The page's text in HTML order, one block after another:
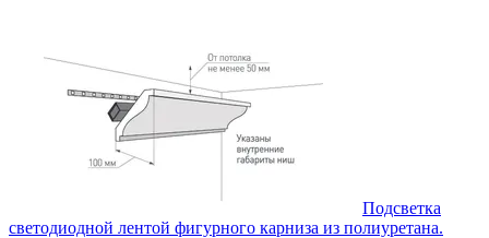
Подсветка
светодиодной лентой фигурного карниза из полиуретана.